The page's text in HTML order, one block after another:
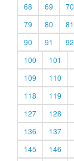
68
69 70
79
80 81
90
91 92
100
101
109
110
118
119
127
128
136
137
145
146